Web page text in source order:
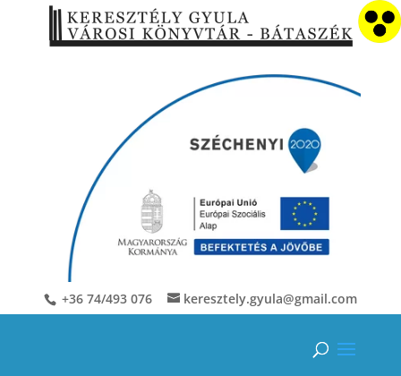
+36 74/493 076 keresztely.gyula@gmail.com